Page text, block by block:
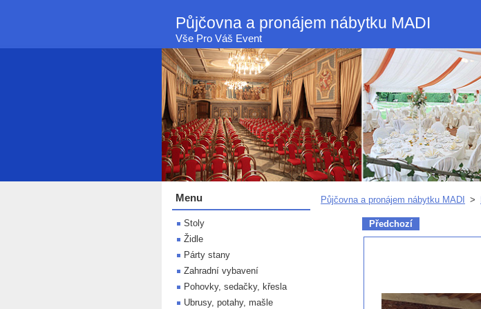
Půjčovna a pronájem nábytku MADI
Vše Pro Váš Event
Půjčovna a pronájem nábytku MADI >
Předchozí
Menu
Stoly
Židle
Párty stany
Zahradní vybavení
Pohovky, sedačky, křesla
Ubrusy, potahy, mašle